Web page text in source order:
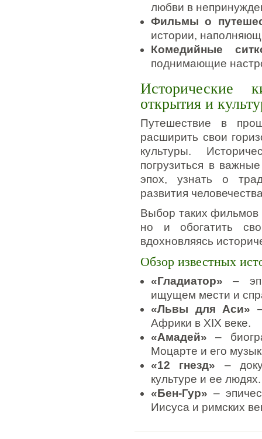
любви в
Фильмы о
истории,
Комедийные
поднимающие
Исторические
открытия и
Путешествие в
расширить свои
культуры.
погрузиться в
эпох, узнать о
развития
Выбор таких фильмов
но и обогатить
вдохновляясь
Обзор известных
«Гладиатор» –
ищущем мести и
«Львы для Аси»
Африки в XIX веке.
«Амадей» –
Моцарте и его
«12 гнезд» –
культуре и ее людях.
«Бен-Гур» –
Иисуса и римских